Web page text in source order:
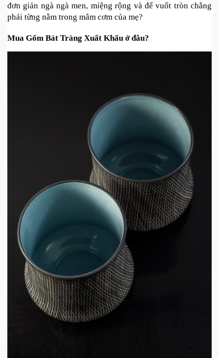
đơn giản ngà ngà men, miệng rộng và đế vuốt tròn chẳng
phải từng nằm trong mâm cơm của mẹ?
Mua Gốm Bát Tràng Xuất Khẩu ở đâu?